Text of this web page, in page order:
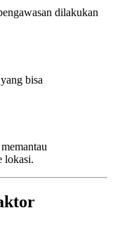
dilakukan
bisa
lokasi.